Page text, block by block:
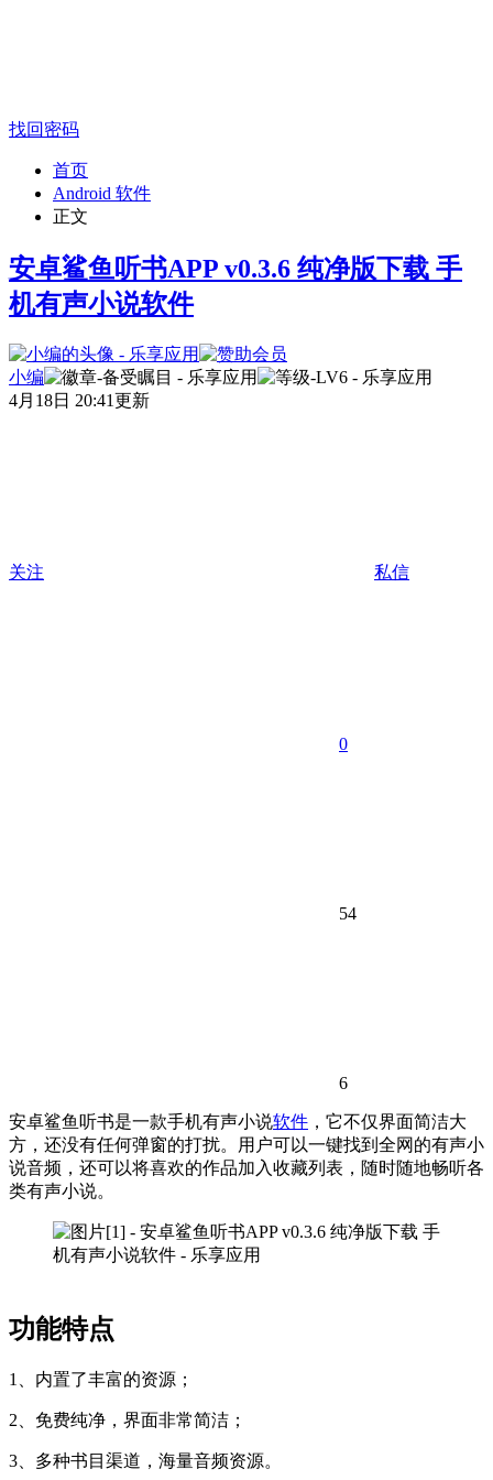
找回密码
首页
Android 软件
正文
安卓鲨鱼听书APP v0.3.6 纯净版下载 手
机有声小说软件
小编
4月18日 20:41更新
关注 私信
0
54
6
安卓鲨鱼听书是一款手机有声小说软件 ，它不仅界面简洁大
方，还没有任何弹窗的打扰。用户可以一键找到全网的有声小
说音频，还可以将喜欢的作品加入收藏列表，随时随地畅听各
类有声小说。
功能特点
1、内置了丰富的资源；
2、免费纯净，界面非常简洁；
3、多种书目渠道，海量音频资源。